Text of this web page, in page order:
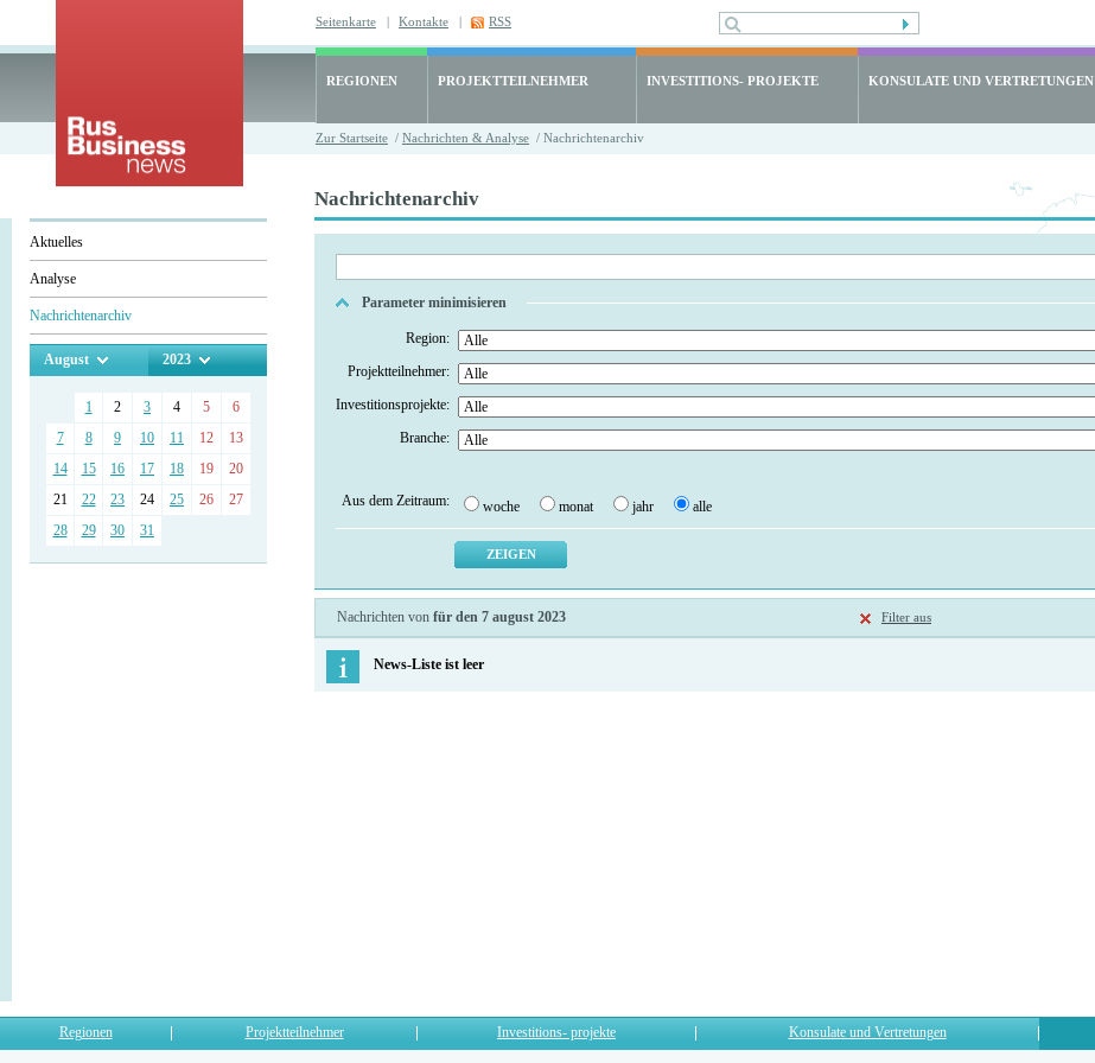
Seitenkarte | Kontakte | RSS
REGIONEN PROJEKTTEILNEHMER INVESTITIONS- PROJEKTE KONSULATE UND VERTRETUNGEN
Zur Startseite / Nachrichten & Analyse / Nachrichtenarchiv
Aktuelles
Analyse
Nachrichtenarchiv
August 2023
1 2 3 4 5
6
7
8 9 10 11 12
13
14
15 16 17 18 19
20
21
22 23 24 25 26
27
28
29 30 31
Nachrichtenarchiv
Parameter minimisieren
Region:
Projektteilnehmer:
Investitionsprojekte:
Branche:
Aus dem Zeitraum: woche monat jahr alle
Nachrichten von für den 7 august 2023 Filter aus
News-Liste ist leer
Regionen Projektteilnehmer Investitions- projekte Konsulate und Vertretungen